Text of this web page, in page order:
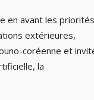
en avant les priorités
extérieures,
coréenne et
la